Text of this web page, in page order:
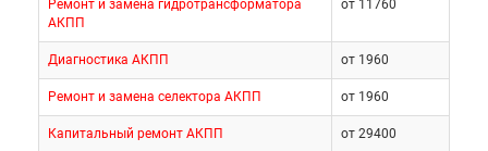
Ремонт и замена гидротрансформатора
АКПП
от 11760
Диагностика АКПП от 1960
Ремонт и замена селектора АКПП от 1960
Капитальный ремонт АКПП от 29400